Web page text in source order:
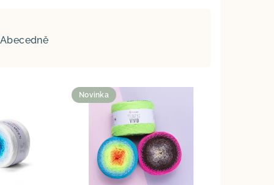
Abecedně
Novinka